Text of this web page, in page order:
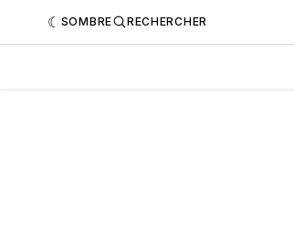
SOMBRE RECHERCHER